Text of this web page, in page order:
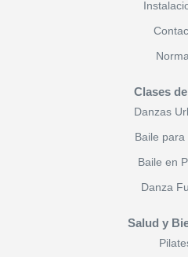
Clases
Danzas
Baile para
Baile en
Danza
Salud y